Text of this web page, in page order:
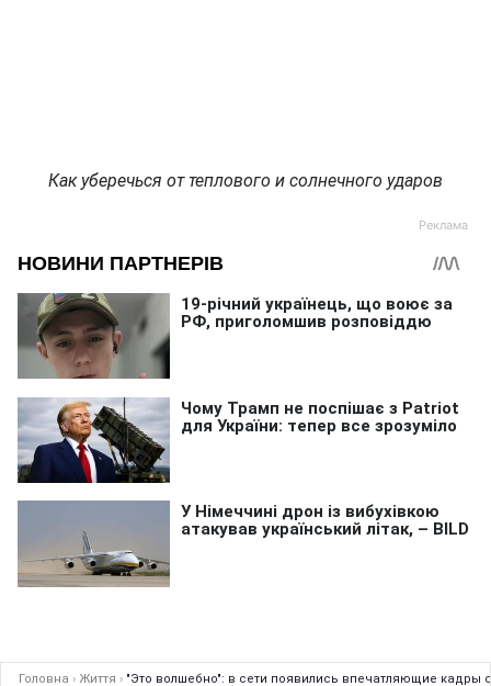
Как уберечься от теплового и солнечного ударов
Головна › Життя › "Это волшебно": в сети появились впечатляющие кадры